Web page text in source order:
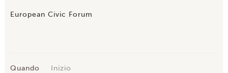
European Civic Forum
Quando Inizio